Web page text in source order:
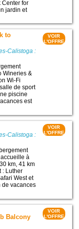
Center for
jardin et
to
Calistoga :
Wineries &
Wi-Fi
de sport
piscine
est
VOIR
L'OFFRE
Calistoga :
à
km, 41 km
: Luther
West et
de vacances
VOIR
L'OFFRE
Balcony
VOIR
L'OFFRE